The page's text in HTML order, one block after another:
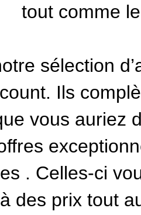
tout comme
sélection
Ils
vous auriez
. Celles-ci
des prix tout